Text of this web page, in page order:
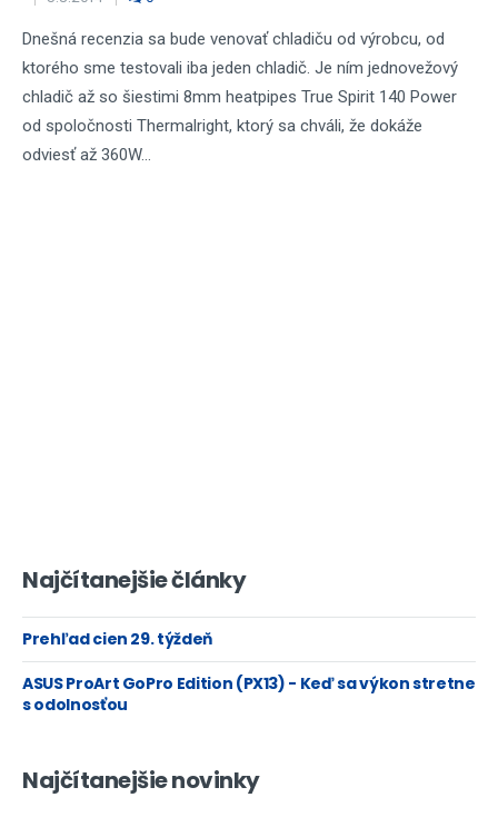
Dnešná recenzia sa bude venovať chladiču od výrobcu, od
ktorého sme testovali iba jeden chladič. Je ním jednovežový
chladič až so šiestimi 8mm heatpipes True Spirit 140 Power
od spoločnosti Thermalright, ktorý sa chváli, že dokáže
odviesť až 360W...
Najčítanejšie články
Prehľad cien 29. týždeň
ASUS ProArt GoPro Edition (PX13) - Keď sa výkon stretne
s odolnosťou
Najčítanejšie novinky